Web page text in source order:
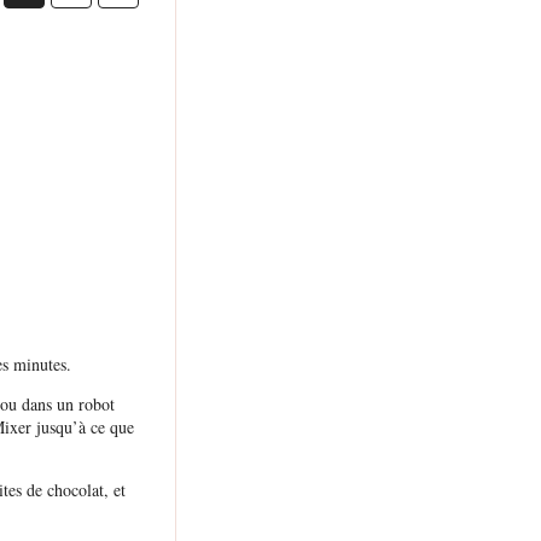
minutes.
dans un robot
jusqu’à ce que
de chocolat, et